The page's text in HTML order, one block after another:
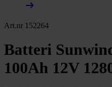
arrow_right_alt
Art.nr 152264
Batteri
100Ah 12V